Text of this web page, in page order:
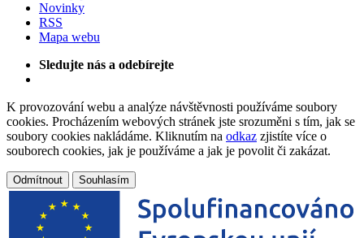
Novinky
RSS
Mapa webu
Sledujte nás a odebírejte
K provozování webu a analýze návštěvnosti používáme soubory
cookies. Procházením webových stránek jste srozuměni s tím, jak se
soubory cookies nakládáme. Kliknutím na odkaz zjistíte více o
souborech cookies, jak je používáme a jak je povolit či zakázat.
Odmítnout Souhlasím